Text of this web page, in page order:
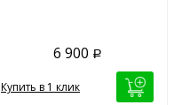
6 900 Р
Купить в 1 клик